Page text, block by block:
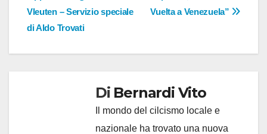
Vuelta a Venezuela”
Vleuten – Servizio speciale
di Aldo Trovati
Di Bernardi Vito
Il mondo del cilcismo locale e
nazionale ha trovato una nuova